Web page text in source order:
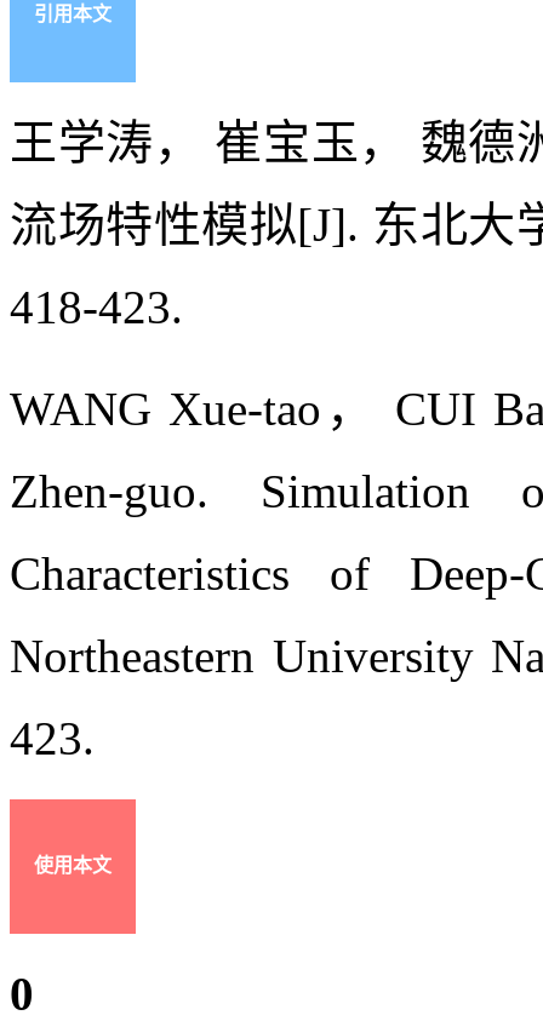
引用本文
王学涛， 崔宝玉， 魏德
流场特性模拟[J]. 东北大
418-423.
WANG Xue-tao， CUI
Zhen-guo.
Characteristics of
Northeastern University
423.
使用本文
0